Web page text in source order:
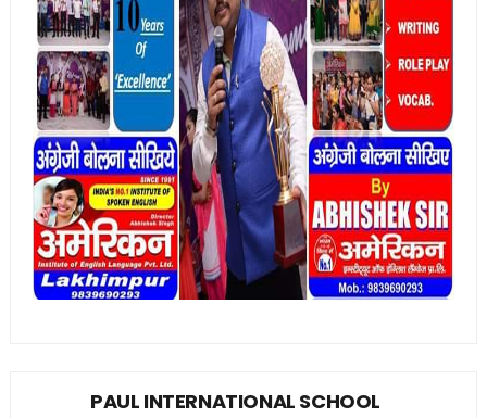
PAUL INTERNATIONAL SCHOOL